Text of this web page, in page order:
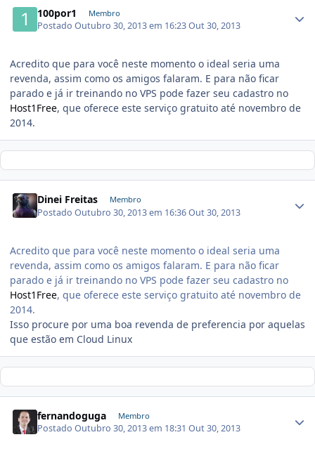
100por1 Membro
PostadoOutubro 30, 2013 em 16:23Out 30, 2013
Acredito que para você neste momento o ideal seria uma
revenda, assim como os amigos falaram. E para não ficar
parado e já ir treinando no VPS pode fazer seu cadastro no
Host1Free, que oferece este serviço gratuito até novembro de
2014.
Dinei Freitas Membro
PostadoOutubro 30, 2013 em 16:36Out 30, 2013
Acredito que para você neste momento o ideal seria uma
revenda, assim como os amigos falaram. E para não ficar
parado e já ir treinando no VPS pode fazer seu cadastro no
Host1Free, que oferece este serviço gratuito até novembro de
2014.
Isso procure por uma boa revenda de preferencia por aquelas
que estão em Cloud Linux
fernandoguga Membro
PostadoOutubro 30, 2013 em 18:31Out 30, 2013